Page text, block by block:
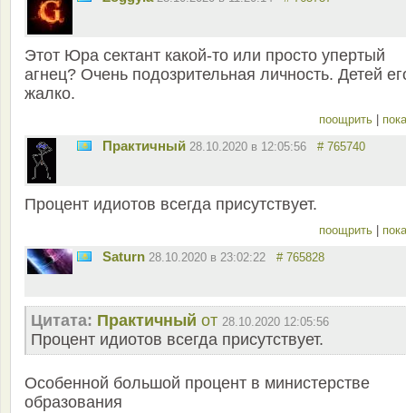
Этот Юра сектант какой-то или просто упертый
агнец? Очень подозрительная личность. Детей
жалко.
поощрить
Практичный 28.10.2020 в 12:05:56 # 765740
Процент идиотов всегда присутствует.
поощрить
Saturn 28.10.2020 в 23:02:22 # 765828
Цитата: Практичный от 28.10.2020 12:05:56
Процент идиотов всегда присутствует.
Особенной большой процент в министерстве
образования